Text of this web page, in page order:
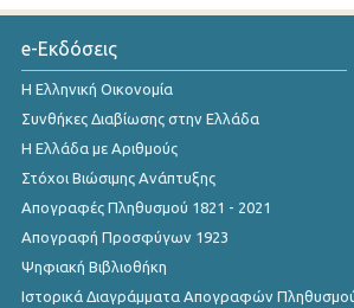
e-Εκδόσεις
Η Ελληνική Οικονομία
Συνθήκες Διαβίωσης στην Ελλάδα
Η Ελλάδα με Αριθμούς
Στόχοι Βιώσιμης Ανάπτυξης
Απογραφές Πληθυσμού 1821 - 2021
Απογραφή Προσφύγων 1923
Ψηφιακή Βιβλιοθήκη
Ιστορικά Διαγράμματα Απογραφών